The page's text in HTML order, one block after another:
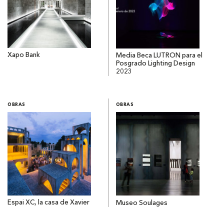
Xapo Bank
Media Beca LUTRON para el
Posgrado Lighting Design
2023
OBRAS
Espai XC, la casa de Xavier
OBRAS
Museo Soulages